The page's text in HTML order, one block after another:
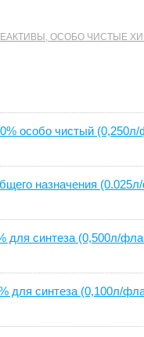
ОСОБО ЧИСТЫЕ
особо чистый (0,250л/
назначения
синтеза (0,500л/
синтеза (0,100л/